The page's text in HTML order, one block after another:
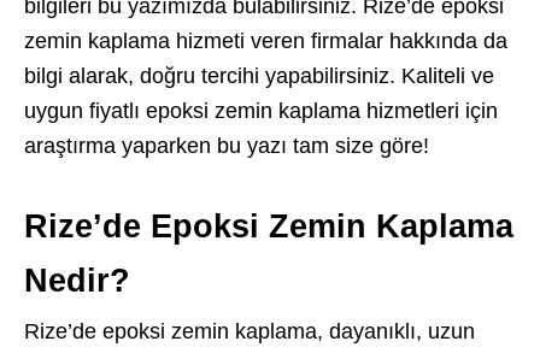
bilgileri bu yazımızda bulabilirsiniz. Rize’de epoksi
zemin kaplama hizmeti veren firmalar hakkında da
bilgi alarak, doğru tercihi yapabilirsiniz. Kaliteli ve
uygun fiyatlı epoksi zemin kaplama hizmetleri için
araştırma yaparken bu yazı tam size göre!
Rize’de Epoksi Zemin Kaplama
Nedir?
Rize’de epoksi zemin kaplama, dayanıklı, uzun